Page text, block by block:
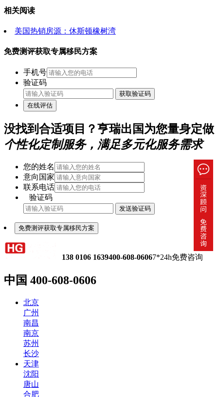
相关阅读
美国热销房源：休斯顿橡树湾
免费测评获取专属移民方案
手机号
验证码
获取验证码
在线评估
没找到合适项目？亨瑞出国为您量身定做
个性化定制服务，满足多元化服务需求
您的姓名
意向国家
联系电话
验证码
发送验证码
免费测评获取专属移民方案
138 0106 1639400-608-06067*24h免费咨询
中国 400-608-0606
北京
广州
南昌
南京
苏州
长沙
天津
沈阳
唐山
合肥